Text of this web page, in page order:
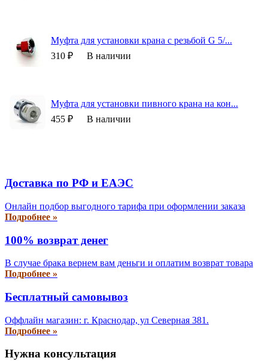
Муфта для установки крана с резьбой G 5/...
310 ₽
В наличии
Муфта для установки пивного крана на кон...
455 ₽
В наличии
Доставка по РФ и EAЭС
Онлайн подбор выгодного тарифа при оформлении заказа
Подробнее »
100% возврат денег
В случае брака вернем вам деньги и оплатим возврат товара
Подробнее »
Бесплатный самовывоз
Оффлайн магазин: г. Краснодар, ул Северная 381.
Подробнее »
Нужна консультация